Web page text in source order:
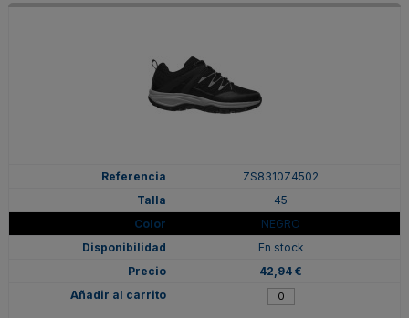
ZS8310Z4502
45
NEGRO
En stock
42,94 €